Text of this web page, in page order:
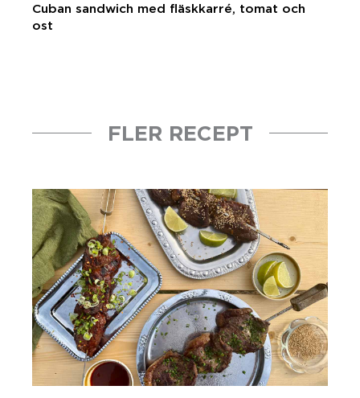
Cuban sandwich med fläskkarré, tomat och
ost
FLER RECEPT